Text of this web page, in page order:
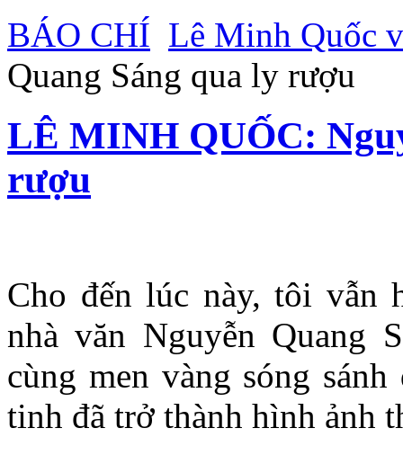
BÁO CHÍ Lê Minh Quốc
Quang Sáng qua ly rượu
LÊ MINH QUỐC:
rượu
Cho đến lúc này, tôi vẫn
nhà văn Nguyễn Quang
cùng men vàng sóng
tinh đã trở thành hình ảnh